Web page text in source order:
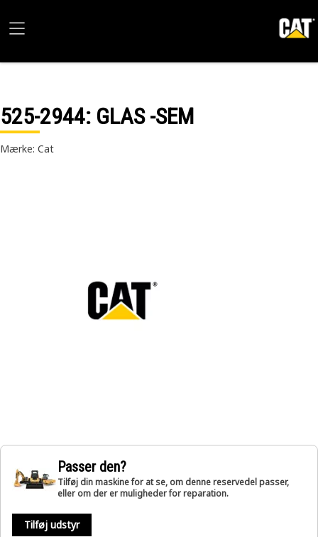
525-2944: GLAS -SEM
Mærke: Cat
Passer den?
Tilføj din maskine for at se, om denne reservedel passer,
eller om der er muligheder for reparation.
Tilføj udstyr